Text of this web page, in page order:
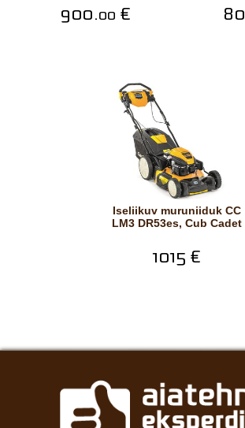
900.00 €
Iseliikuv muruniiduk CC
LM3 DR53es, Cub Cadet
1015 €